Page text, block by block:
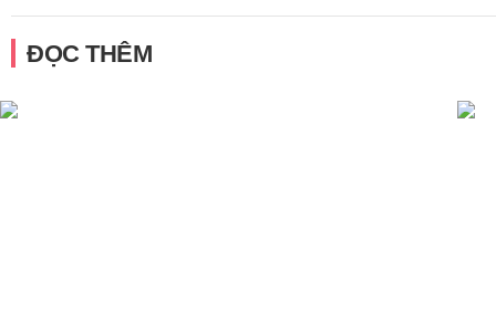
ĐỌC THÊM